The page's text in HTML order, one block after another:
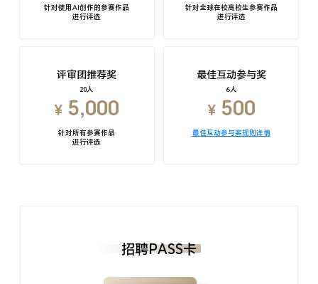
针对使用AI创作的参赛作品
进行评选
针对全球在校高校生参赛作品
进行评选
评审团推荐奖
20人
¥ 5,000
针对所有参赛作品
进行评选
最佳互动参与奖
6人
¥500
最佳互动参与奖规则详情
招聘PASS卡